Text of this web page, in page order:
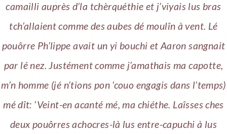
camailli auprès d’la tchèrquéthie et j’viyais lus bras
tch’allaient comme des aubes dé moulîn à vent. Lé
pouôrre Ph’lippe avait un yi bouchi et Aaron sangnait
par lé nez. Justément comme j’amathais ma capotte,
m’n homme (jé n’tions pon ‘couo engagis dans l’temps)
mé dît: ‘Veint-en acanté mé, ma chiéthe. Laîsses ches
deux pouôrres achocres-là lus entre-capuchi à lus